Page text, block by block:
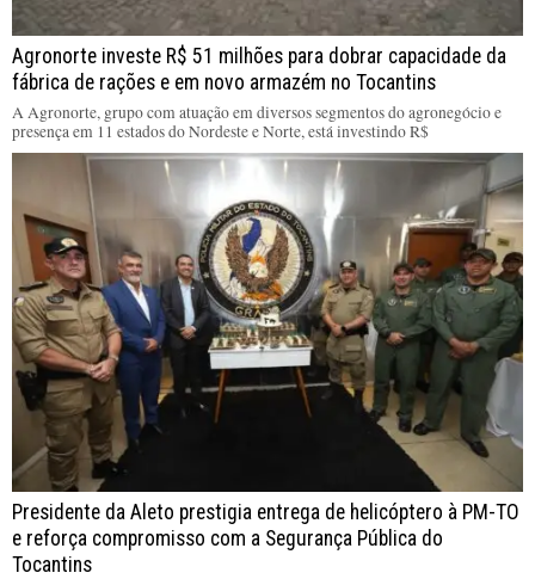
Agronorte investe R$ 51 milhões para dobrar capacidade da
fábrica de rações e em novo armazém no Tocantins
A Agronorte, grupo com atuação em diversos segmentos do agronegócio e
presença em 11 estados do Nordeste e Norte, está investindo R$
Presidente da Aleto prestigia entrega de helicóptero à PM-TO
e reforça compromisso com a Segurança Pública do
Tocantins